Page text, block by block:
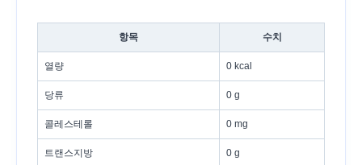
항목 수치
열량 0 kcal
당류 0 g
콜레스테롤 0 mg
트랜스지방 0 g